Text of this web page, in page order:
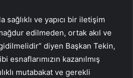
ve yapıcı bir iletişim
edilmeden, ortak akıl ve
diyen Başkan Tekin,
esnaflarımızın kazanılmış
mutabakat ve gerekli